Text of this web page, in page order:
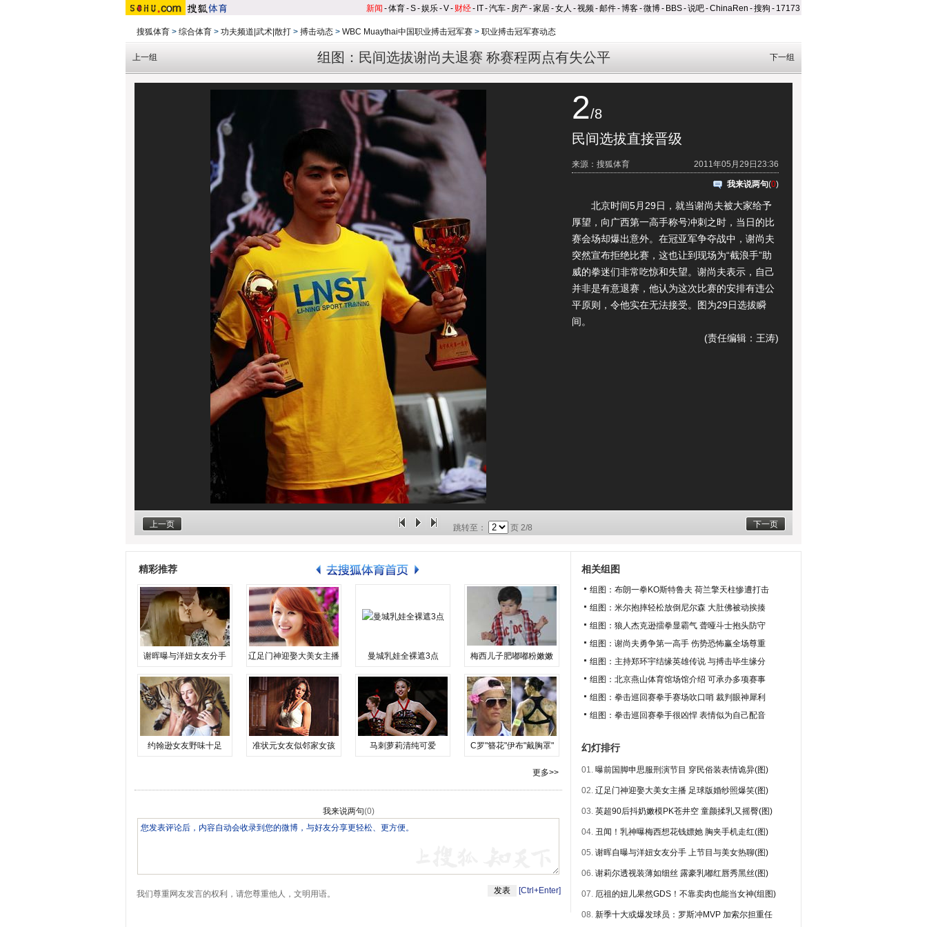
新闻 -体育-S-娱乐-V- 财经- IT-汽车- 房产-家居-女人 -视频-邮件-博客-微博- BBS-说吧-ChinaRen -搜狗 - 17173
搜狐体育 > 综合体育 > 功夫频道|武术|散打 > 搏击动态 > WBC Muaythai中国职业搏击冠军赛 > 职业搏击冠军赛动态
组图：民间选拔谢尚夫退赛 称赛程两点有失公平
上一组 下一组
2/8
民间选拔直接晋级
2011年05月29日23:36
来源：搜狐体育
我来说两句(0)
北京时间5月29日，就当谢尚夫被大家给予
厚望，向广西第一高手称号冲刺之时，当日的比
赛会场却爆出意外。在冠亚军争夺战中，谢尚夫
突然宣布拒绝比赛，这也让到现场为“截浪手”助
威的拳迷们非常吃惊和失望。谢尚夫表示，自己
并非是有意退赛，他认为这次比赛的安排有违公
平原则，令他实在无法接受。图为29日选拔瞬
间。
(责任编辑：王涛)
上一页 下一页
跳转至： 页 2/8
精彩推荐
谢晖曝与洋妞女友分手 辽足门神迎娶大美女主播 曼城乳娃全裸遮3点 梅西儿子肥嘟嘟粉嫩嫩
约翰逊女友野味十足 准状元女友似邻家女孩 马刺萝莉清纯可爱 C罗"簪花"伊布"戴胸罩"
更多>>
我来说两句(0)
我们尊重网友发言的权利，请您尊重他人，文明用语。 [Ctrl+Enter]
相关组图
组图：布朗一拳KO斯特鲁夫 荷兰擎天柱惨遭打击
组图：米尔抱摔轻松放倒尼尔森 大肚佛被动挨揍
组图：狼人杰克逊擂拳显霸气 聋哑斗士抱头防守
组图：谢尚夫勇争第一高手 伤势恐怖赢全场尊重
组图：主持郑环宇结缘英雄传说 与搏击毕生缘分
组图：北京燕山体育馆场馆介绍 可承办多项赛事
组图：拳击巡回赛拳手赛场吹口哨 裁判眼神犀利
组图：拳击巡回赛拳手很凶悍 表情似为自己配音
幻灯排行
01. 曝前国脚申思服刑演节目 穿民俗装表情诡异(图)
02. 辽足门神迎娶大美女主播 足球版婚纱照爆笑(图)
03. 英超90后抖奶嫩模PK苍井空 童颜揉乳又摇臀(图)
04. 丑闻！乳神曝梅西想花钱嫖她 胸夹手机走红(图)
05. 谢晖自曝与洋妞女友分手 上节目与美女热聊(图)
06. 谢莉尔透视装薄如细丝 露豪乳嘟红唇秀黑丝(图)
07. 厄祖的妞儿果然GDS！不靠卖肉也能当女神(组图)
08. 新季十大或爆发球员：罗斯冲MVP 加索尔担重任